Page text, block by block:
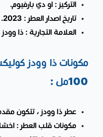
التركيز : او دي بارفيوم.
تاريخ اصدار العطر : 2023.
العلامة التجارية : ذا
مكونات ذا وودز
100مل :
عطر ذا وودز ، تتكون
مكونات قلب العطر :